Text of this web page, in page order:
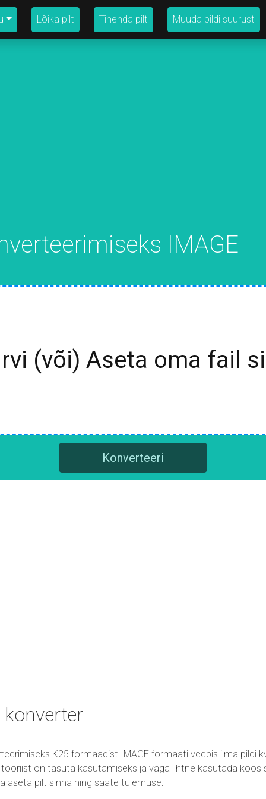
Lõika pilt Tihenda pilt Muuda pildi suurust
IMAGE
(või) Aseta oma fail
Konverteeri
konverter
K25 formaadist IMAGE formaati veebis ilma pildi
on tasuta kasutamiseks ja väga lihtne kasutada koos
aseta pilt sinna ning saate tulemuse.